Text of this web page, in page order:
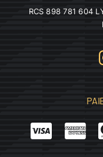
RCS 898 781 604